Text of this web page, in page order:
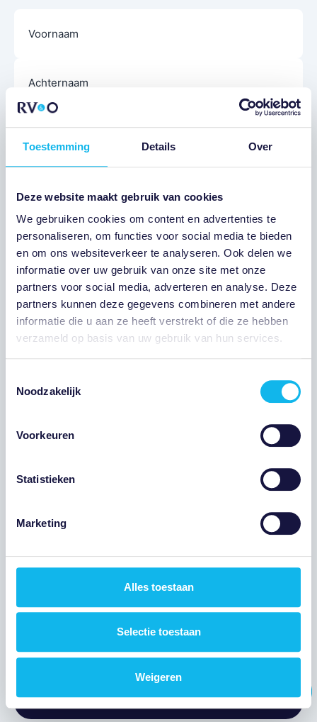
Toestemming Details Over
Deze website maakt gebruik van cookies
We gebruiken cookies om content en advertenties te
personaliseren, om functies voor social media te bieden
en om ons websiteverkeer te analyseren. Ook delen we
informatie over uw gebruik van onze site met onze
partners voor social media, adverteren en analyse. Deze
partners kunnen deze gegevens combineren met andere
informatie die u aan ze heeft verstrekt of die ze hebben
verzameld op basis van uw gebruik van hun services.
Noodzakelijk
Voorkeuren
Statistieken
Marketing
Alles toestaan
Selectie toestaan
Weigeren
Vastgoedvraag?
Wij denken met u mee
E-
Onderwerp
Bericht